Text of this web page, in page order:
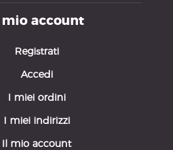
account
Registrati
Accedi
I miei ordini
I miei indirizzi
Il mio account